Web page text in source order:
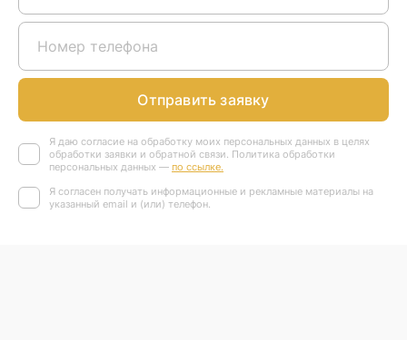
Отправить заявку
Я даю согласие на обработку моих персональных данных в целях
обработки заявки и обратной связи. Политика обработки
персональных данных — по ссылке.
Я согласен получать информационные и рекламные материалы на
указанный email и (или) телефон.